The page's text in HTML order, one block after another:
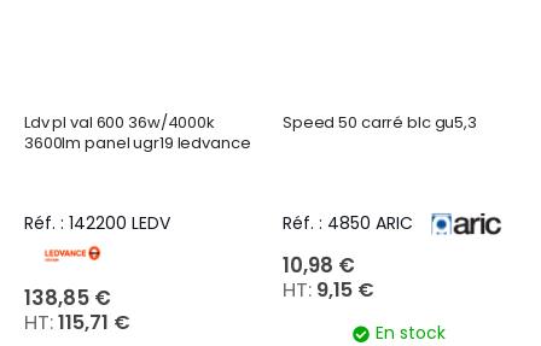
Ldv pl val 600 36w/4000k
3600lm panel ugr19 ledvance
Réf. : 142200 LEDV
138,85 €
115,71 €
Speed 50 carré blc gu5,3
Réf. : 4850 ARIC
10,98 €
9,15 €
En stock